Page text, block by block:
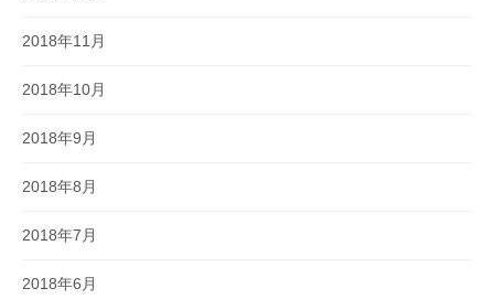
2018年11月
2018年10月
2018年9月
2018年8月
2018年7月
2018年6月